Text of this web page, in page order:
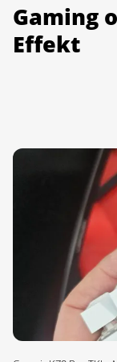
Gaming
Effekt